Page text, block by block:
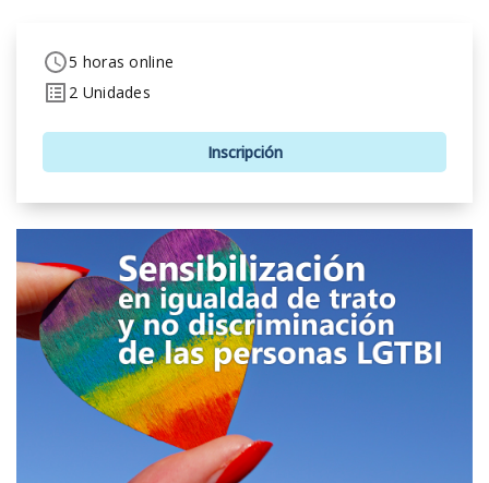
5 horas online
2 Unidades
Inscripción